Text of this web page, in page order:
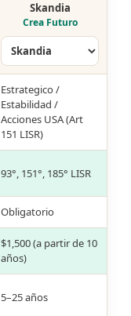
Skandia
Crea Futuro
Estrategico /
Estabilidad /
Acciones USA (Art
151 LISR)
93°, 151°, 185° LISR
Obligatorio
$1,500 (a partir de 10
años)
5–25 años